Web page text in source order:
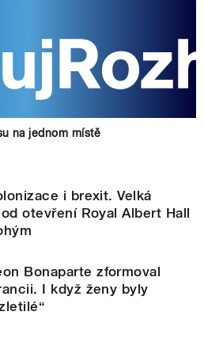
na jednom místě
i brexit. Velká
otevření Royal Albert Hall
Bonaparte zformoval
I když ženy byly